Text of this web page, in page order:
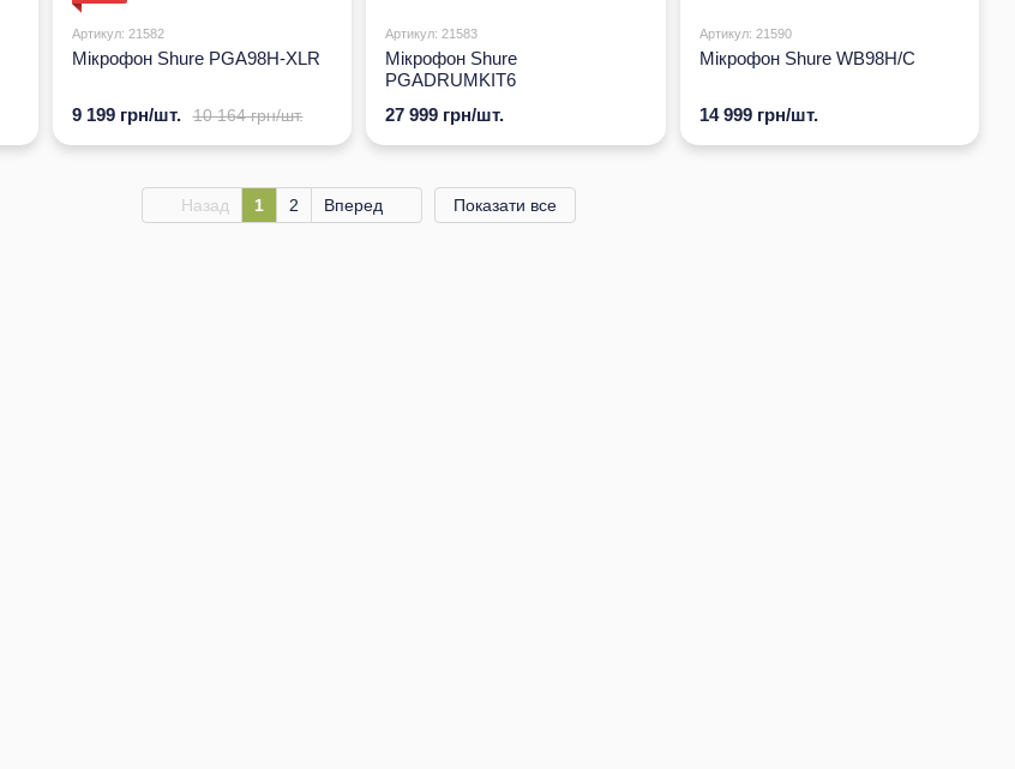
Артикул: 21582
Мікрофон Shure PGA98H-XLR
10 164 грн/шт.
9 199 грн/шт.
Артикул: 21583
Мікрофон Shure
PGADRUMKIT6
27 999 грн/шт.
Артикул: 21590
Мікрофон Shure WB98H/C
14 999 грн/шт.
Назад 1 2 Вперед Показати все